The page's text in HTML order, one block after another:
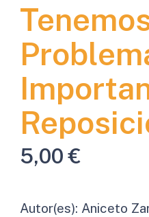
5,00€
Autor(es): Aniceto